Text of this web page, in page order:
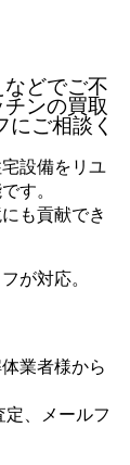
どでご不
ンの買取
ご相談く
設備をリユ
す。
も貢献でき
が対応。
業者様から
、メールフ